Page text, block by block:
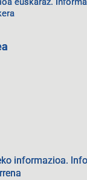
informazioa.